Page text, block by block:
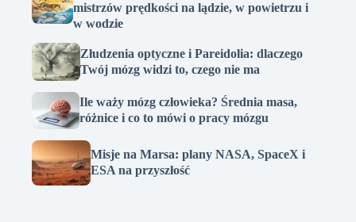
mistrzów prędkości na lądzie, w powietrzu i
w wodzie
Złudzenia optyczne i Pareidolia: dlaczego
Twój mózg widzi to, czego nie ma
Ile waży mózg człowieka? Średnia masa,
różnice i co to mówi o pracy mózgu
Misje na Marsa: plany NASA, SpaceX i
ESA na przyszłość